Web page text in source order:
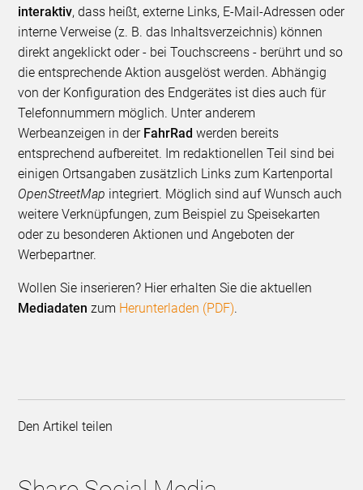
interaktiv, dass heißt, externe Links, E-Mail-Adressen oder
interne Verweise (z. B. das Inhaltsverzeichnis) können
direkt angeklickt oder - bei Touchscreens - berührt und so
die entsprechende Aktion ausgelöst werden. Abhängig
von der Konfiguration des Endgerätes ist dies auch für
Telefonnummern möglich. Unter anderem
Werbeanzeigen in der FahrRad werden bereits
entsprechend aufbereitet. Im redaktionellen Teil sind bei
einigen Ortsangaben zusätzlich Links zum Karten­portal
OpenStreetMap integriert. Möglich sind auf Wunsch auch
weitere Verknüpfungen, zum Beispiel zu Speisekarten
oder zu beson­deren Aktionen und Angeboten der
Werbepartner.
Wollen Sie inserieren? Hier erhalten Sie die aktuellen
Mediadaten zum Herunterladen (PDF).
Den Artikel teilen